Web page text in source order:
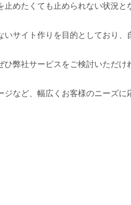
めたくても止められない状況と
サイト作りを目的としており、
弊社サービスをご検討いただけ
ジなど、幅広くお客様のニーズ